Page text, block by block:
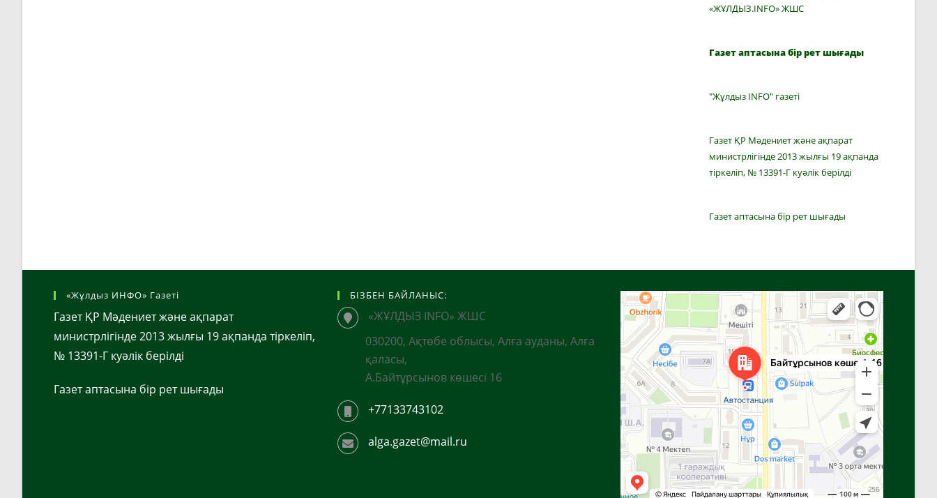
«ЖҰЛДЫЗ.INFO» ЖШС
Газет аптасына бір рет шығады
"Жұлдыз INFO" газеті
Газет ҚР Мәдениет және ақпарат
министрлігінде 2013 жылғы 19 ақпанда
тіркеліп, № 13391-Г куәлік берілді
Газет аптасына бір рет шығады
«Жұлдыз ИНФО» Газеті
Газет ҚР Мәдениет және ақпарат
министрлігінде 2013 жылғы 19 ақпанда тіркеліп,
№ 13391-Г куәлік берілді
Газет аптасына бір рет шығады
БІЗБЕН БАЙЛАНЫС:
«ЖҰЛДЫЗ INFO» ЖШС
030200, Ақтөбе облысы, Алға ауданы, Алға
қаласы,
А.Байтұрсынов көшесі 16
+77133743102
alga.gazet@mail.ru
Алға
Яндекс Карталар — көлік, навигация, орындарды іздеу